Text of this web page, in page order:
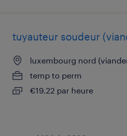
tuyauteur soudeur
luxembourg nord
temp to perm
€19.22 par heure